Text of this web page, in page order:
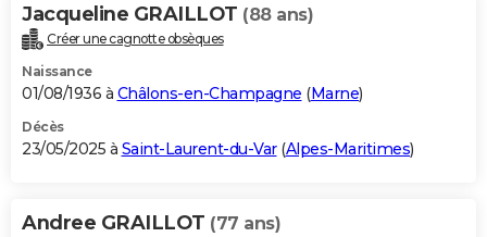
Jacqueline GRAILLOT (88 ans)
Créer une cagnotte obsèques
Naissance
01/08/1936 à Châlons-en-Champagne (Marne)
Décès
23/05/2025 à Saint-Laurent-du-Var(Alpes-Maritimes)
Andree GRAILLOT (77 ans)